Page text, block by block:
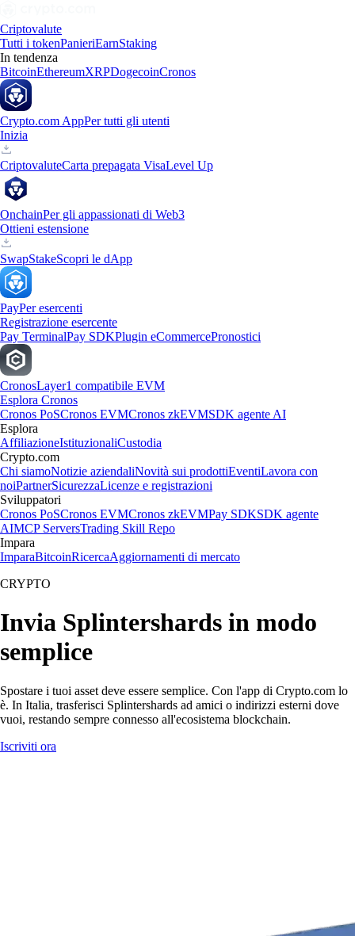
Criptovalute
Tutti i tokenPanieriEarnStaking
In tendenza
BitcoinEthereumXRPDogecoinCronos
Crypto.com AppPer tutti gli utenti
Inizia
CriptovaluteCarta prepagata VisaLevel Up
OnchainPer gli appassionati di Web3
Ottieni estensione
SwapStakeScopri le dApp
PayPer esercenti
Registrazione esercente
Pay TerminalPay SDKPlugin eCommercePronostici
CronosLayer1 compatibile EVM
Esplora Cronos
Cronos PoSCronos EVMCronos zkEVMSDK agente AI
Esplora
AffiliazioneIstituzionaliCustodia
Crypto.com
Chi siamoNotizie aziendaliNovità sui prodottiEventiLavora con
noiPartnerSicurezzaLicenze e registrazioni
Sviluppatori
Cronos PoSCronos EVMCronos zkEVMPay SDKSDK agente
AIMCP ServersTrading Skill Repo
Impara
ImparaBitcoinRicercaAggiornamenti di mercato
CRYPTO
Invia Splintershards in modo
semplice
Spostare i tuoi asset deve essere semplice. Con l'app di Crypto.com lo
è. In Italia, trasferisci Splintershards ad amici o indirizzi esterni dove
vuoi, restando sempre connesso all'ecosistema blockchain.
Iscriviti ora